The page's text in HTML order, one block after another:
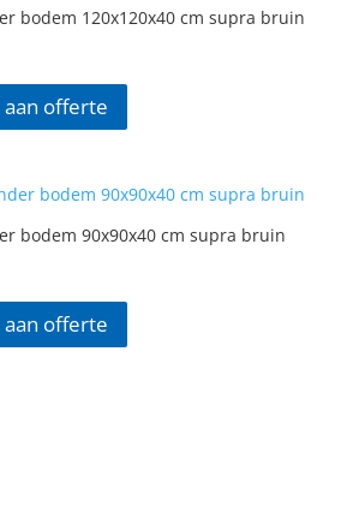
bodem 120x120x40 cm supra bruin
aan offerte
bodem 90x90x40 cm supra bruin
aan offerte